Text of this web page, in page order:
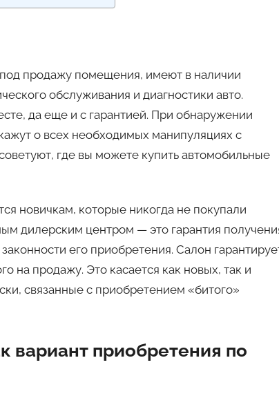
продажу помещения, имеют в наличии
обслуживания и диагностики авто.
да еще и с гарантией. При обнаружении
о всех необходимых манипуляциях с
где вы можете купить автомобильные
новичкам, которые никогда не покупали
дилерским центром — это гарантия
его приобретения. Салон
на продажу. Это касается как новых, так и
связанные с приобретением «битого»
вариант приобретения по